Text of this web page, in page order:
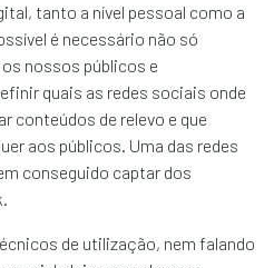
tanto a nível pessoal como a
é necessário não só
nossos públicos e
quais as redes sociais onde
conteúdos de relevo e que
aos públicos. Uma das redes
conseguido captar dos
de utilização, nem falando